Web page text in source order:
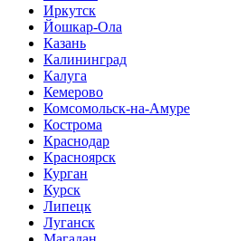
Иркутск
Йошкар-Ола
Казань
Калининград
Калуга
Кемерово
Комсомольск-на-Амуре
Кострома
Краснодар
Красноярск
Курган
Курск
Липецк
Луганск